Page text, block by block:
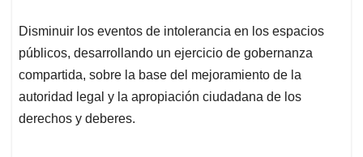
Disminuir los eventos de intolerancia en los espacios
públicos, desarrollando un ejercicio de gobernanza
compartida, sobre la base del mejoramiento de la
autoridad legal y la apropiación ciudadana de los
derechos y deberes.